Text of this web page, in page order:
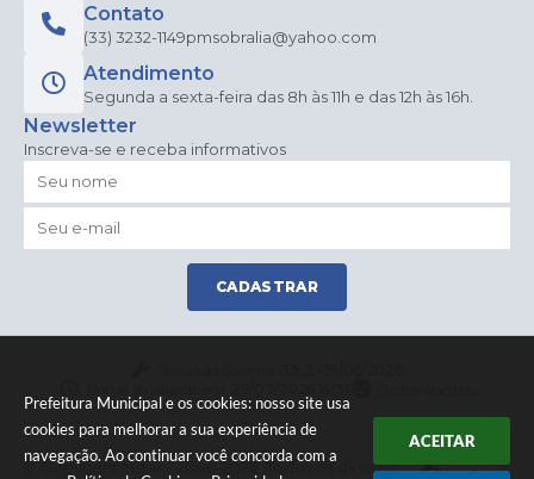
Prefeitura Municipal e os cookies: nosso site usa
cookies para melhorar a sua experiência de
navegação. Ao continuar você concorda com a
ACEITAR
Contato
(33) 3232-1149pmsobralia@yahoo.com
Atendimento
Segunda a sexta-feira das 8h às 11h e das 12h às 16h.
Newsletter
Inscreva-se e receba informativos
CADASTRAR
© Copyright Instar - 2006-2026. Todos os direitos